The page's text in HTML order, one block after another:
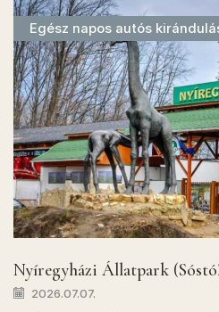
Egész napos autós
Nyíregyházi Állatpark
2026.07.07.